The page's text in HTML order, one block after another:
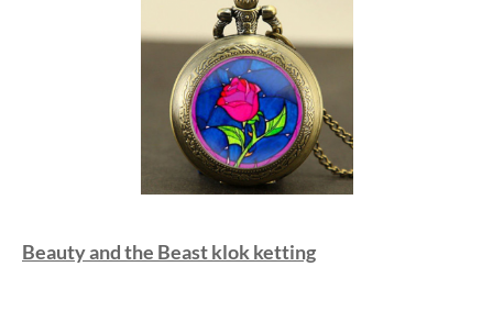
Beauty and the Beast klok ketting